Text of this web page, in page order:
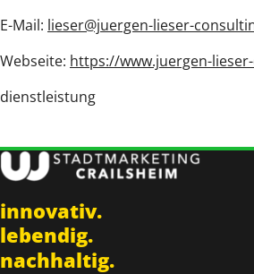
E-Mail: lieser@juergen-lieser-
Webseite: https://www.juergen-
dienstleistung
innovativ.
lebendig.
nachhaltig.